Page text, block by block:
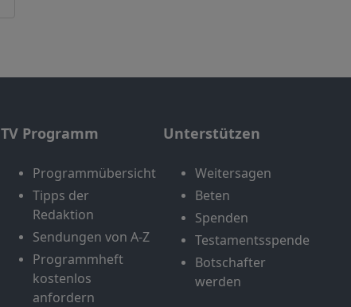
TV Programm
Programmübersicht
Tipps der
Redaktion
Sendungen von A-Z
Programmheft
kostenlos
anfordern
Unterstützen
Weitersagen
Beten
Spenden
Testamentsspende
Botschafter
werden